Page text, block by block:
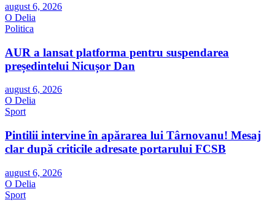
august 6, 2026
O Delia
Politica
AUR a lansat platforma pentru suspendarea
președintelui Nicușor Dan
august 6, 2026
O Delia
Sport
Pintilii intervine în apărarea lui Târnovanu! Mesaj
clar după criticile adresate portarului FCSB
august 6, 2026
O Delia
Sport